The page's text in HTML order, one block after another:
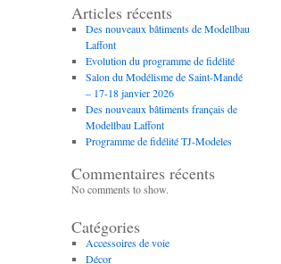
Articles récents
Des nouveaux bâtiments de Modellbau
Laffont
Evolution du programme de fidélité
Salon du Modélisme de Saint-Mandé
– 17-18 janvier 2026
Des nouveaux bâtiments français de
Modellbau Laffont
Programme de fidélité TJ-Modeles
Commentaires récents
No comments to show.
Catégories
Accessoires de voie
Décor